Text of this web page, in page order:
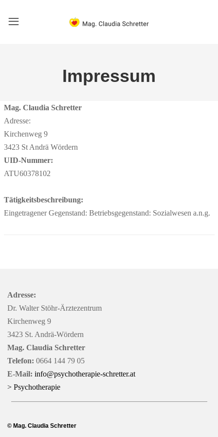
Impressum
Mag. Claudia Schretter
Adresse:
Kirchenweg 9
3423 St Andrä Wördern
UID-Nummer:
ATU60378102
Tätigkeitsbeschreibung:
Eingetragener Gegenstand: Betriebsgegenstand: Sozialwesen a.n.g.
Adresse:
Dr. Walter Stöhr-Ärztezentrum
Kirchenweg 9
3423 St. Andrä-Wördern
Mag. Claudia Schretter
Telefon: 0664 144 79 05
E-Mail: info@psychotherapie-schretter.at
> Psychotherapie
© Mag. Claudia Schretter